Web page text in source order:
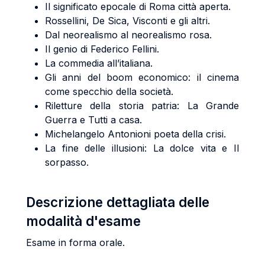
Il significato epocale di Roma città aperta.
Rossellini, De Sica, Visconti e gli altri.
Dal neorealismo al neorealismo rosa.
Il genio di Federico Fellini.
La commedia all’italiana.
Gli anni del boom economico: il cinema
come specchio della società.
Riletture della storia patria: La Grande
Guerra e Tutti a casa.
Michelangelo Antonioni poeta della crisi.
La fine delle illusioni: La dolce vita e Il
sorpasso.
Descrizione dettagliata delle
modalità d'esame
Esame in forma orale.